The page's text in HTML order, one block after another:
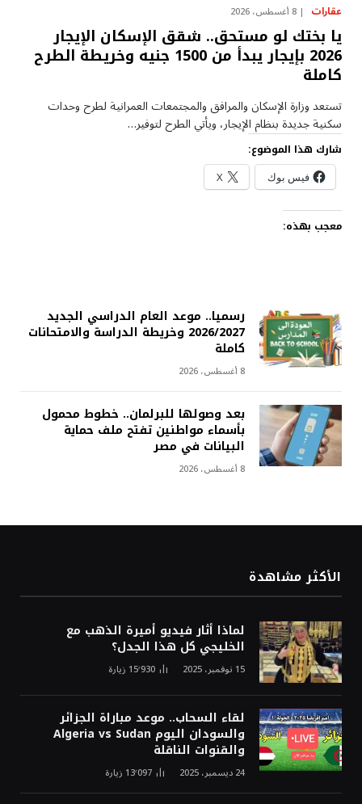
عقارات 8 أغسطس، 2026
يا بختك لو مستحق.. شقق الإسكان الإيجار
2026 بإيجار يبدأ من 1500 جنيه وخريطة الطرح
كاملة
تستعد وزارة الإسكان والمرافق والمجتمعات العمرانية لطرح وحدات
سكنية جديدة بنظام الإيجار، ويأتي الطرح لتوفير…
شارك هذا الموضوع:
فيس بوك X
معجب بهذه:
رسميا.. موعد العام الدراسي الجديد
2026/2027 وخريطة الدراسة والامتحانات
كاملة
8 أغسطس، 2026
بعد وصولها للبرلمان.. خطوط محمول
بأسماء مواطنين تفتح ملف حماية
البيانات في مصر
8 أغسطس، 2026
الأكثر مشاهدة
لماذا أثار فيديو أميرة الذهب مع
الخليجي كل هذا الجدل؟
15 نوفمبر، 2025 15٬930 زيارة
لقاء السحاب.. موعد مباراة الجزائر
والسودان اليوم Algeria vs Sudan
والقنوات الناقلة
24 ديسمبر، 2025 13٬097 زيارة